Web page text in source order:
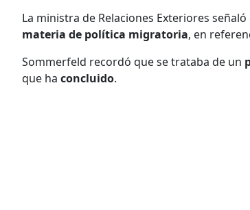
La ministra de Relaciones Exteriores
materia de política migratoria, en
Sommerfeld recordó que se trataba de un
que ha concluido.